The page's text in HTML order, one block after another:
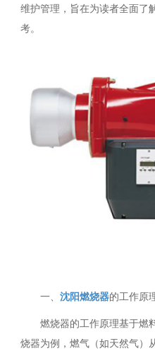
维护管理，旨在为读者全面了
考。
一、沈阳燃烧器的工作原
燃烧器的工作原理基于燃
烧器为例，燃气（如天然气）